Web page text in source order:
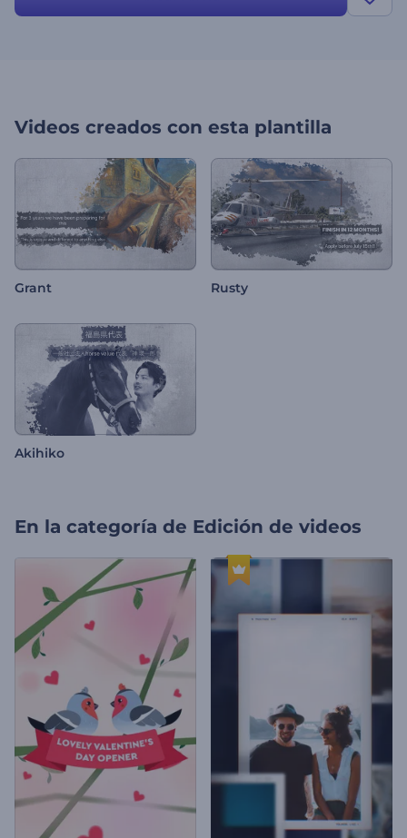
Videos creados con esta plantilla
Grant Rusty
Akihiko
En la categoría de Edición de videos